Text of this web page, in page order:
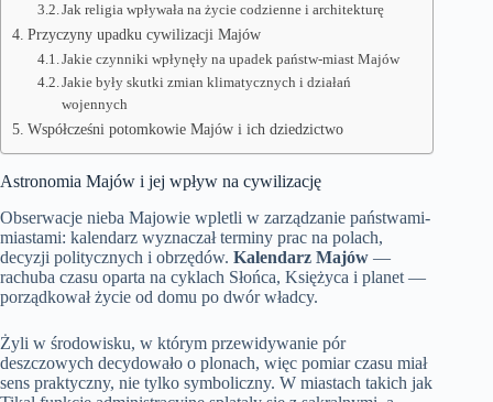
Jak religia wpływała na życie codzienne i architekturę
Przyczyny upadku cywilizacji Majów
Jakie czynniki wpłynęły na upadek państw-miast Majów
Jakie były skutki zmian klimatycznych i działań
wojennych
Współcześni potomkowie Majów i ich dziedzictwo
Astronomia Majów i jej wpływ na cywilizację
Obserwacje nieba Majowie wpletli w zarządzanie państwami-
miastami: kalendarz wyznaczał terminy prac na polach,
decyzji politycznych i obrzędów. Kalendarz Majów —
rachuba czasu oparta na cyklach Słońca, Księżyca i planet —
porządkował życie od domu po dwór władcy.
Żyli w środowisku, w którym przewidywanie pór
deszczowych decydowało o plonach, więc pomiar czasu miał
sens praktyczny, nie tylko symboliczny. W miastach takich jak